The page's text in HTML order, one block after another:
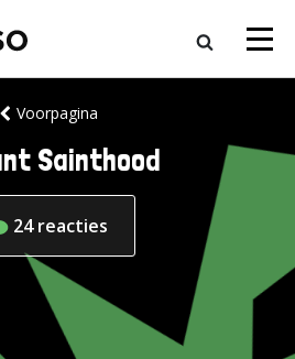
Voorpagina
Sainthood
24 reacties